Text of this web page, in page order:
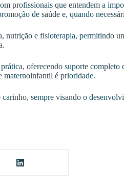
profissionais que entendem a
de saúde e, quando
e fisioterapia, permitindo
oferecendo suporte
maternoinfantil é prioridade.
sempre visando o